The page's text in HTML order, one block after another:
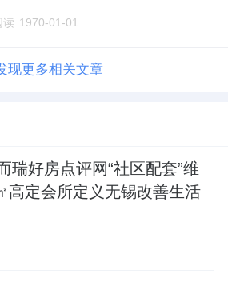
读 1970-01-01
现更多相关文章
瑞好房点评网“社区配套”维
高定会所定义无锡改善生活